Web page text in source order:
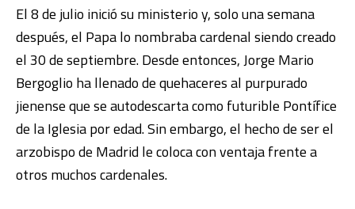
El 8 de julio inició su ministerio y, solo una semana
después, el Papa lo nombraba cardenal siendo creado
el 30 de septiembre. Desde entonces, Jorge Mario
Bergoglio ha llenado de quehaceres al purpurado
jienense que se autodescarta como futurible Pontífice
de la Iglesia por edad. Sin embargo, el hecho de ser el
arzobispo de Madrid le coloca con ventaja frente a
otros muchos cardenales.